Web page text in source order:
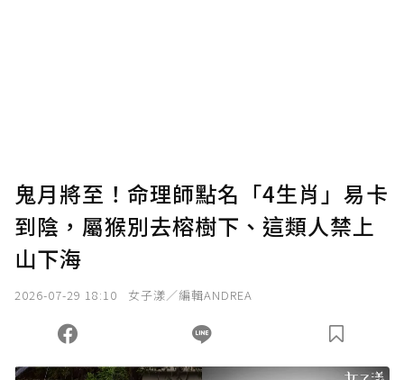
確認送出
您當前剩餘 U 利點數：0點；前往 購買點數
鬼月將至！命理師點名「4生肖」易卡
到陰，屬猴別去榕樹下、這類人禁上
山下海
2026-07-29 18:10 女子漾／編輯ANDREA